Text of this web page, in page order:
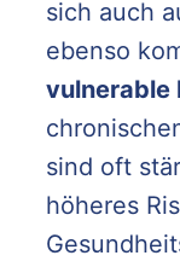
sich auch
ebenso
vulnerable
sind oft
höheres